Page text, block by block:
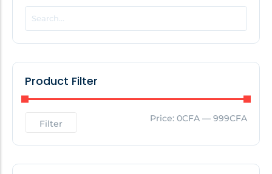
POPULAR THIS WEEK
No Posts Found!
No Posts Found!
Product Filter
Filter Price: 0CFA — 999CFA